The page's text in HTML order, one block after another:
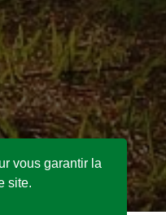
vous garantir la
site.